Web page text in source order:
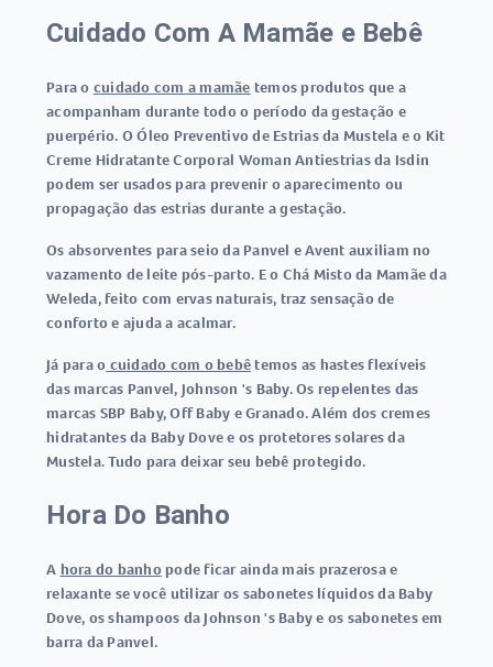
Cuidado Com A Mamãe e Bebê
Para o cuidado com a mamãe temos produtos que a
acompanham durante todo o período da gestação e
puerpério. O Óleo Preventivo de Estrias da Mustela e o Kit
Creme Hidratante Corporal Woman Antiestrias da Isdin
podem ser usados para prevenir o aparecimento ou
propagação das estrias durante a gestação.
Os absorventes para seio da Panvel e Avent auxiliam no
vazamento de leite pós-parto. E o Chá Misto da Mamãe da
Weleda, feito com ervas naturais, traz sensação de
conforto e ajuda a acalmar.
Já para o cuidado com o bebêtemos as hastes flexíveis
das marcas Panvel, Johnson 's Baby. Os repelentes das
marcas SBP Baby, Off Baby e Granado. Além dos cremes
hidratantes da Baby Dove e os protetores solares da
Mustela. Tudo para deixar seu bebê protegido.
Hora Do Banho
A hora do banhopode ficar ainda mais prazerosa e
relaxante se você utilizar os sabonetes líquidos da Baby
Dove, os shampoos da Johnson 's Baby e os sabonetes em
barra da Panvel.